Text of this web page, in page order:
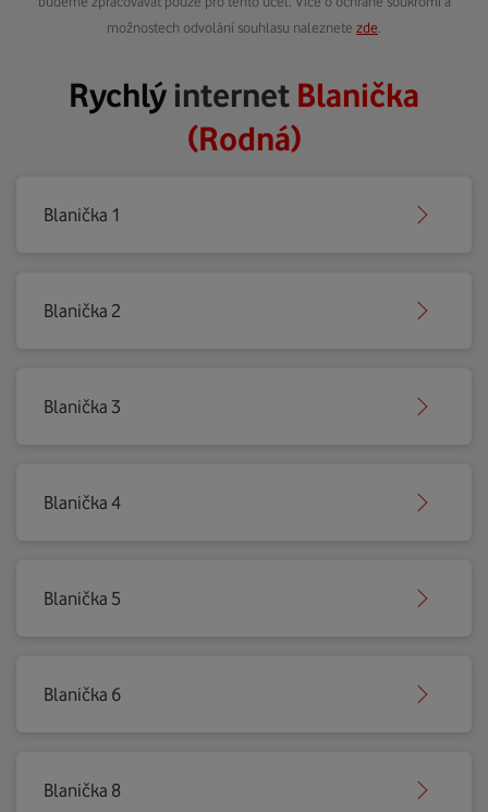
možnostech odvolání souhlasu naleznete zde
Rychlýinternet Blanička
(Rodná)
Blanička 1
Blanička 2
Blanička 3
Blanička 4
Blanička 5
Blanička 6
Blanička 8